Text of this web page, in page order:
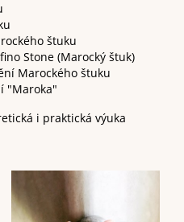
štuku
Stone (Marocký štuk)
Marockého štuku
"Maroka"
i praktická výuka